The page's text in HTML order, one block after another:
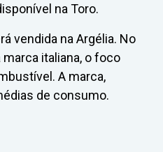
na Toro.
vendida na Argélia. No
italiana, o foco
A marca,
de consumo.